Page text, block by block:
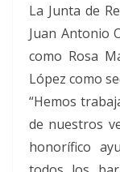
La Junta de
Juan Antonio
como Rosa
López como
“Hemos
de nuestros
honorífico